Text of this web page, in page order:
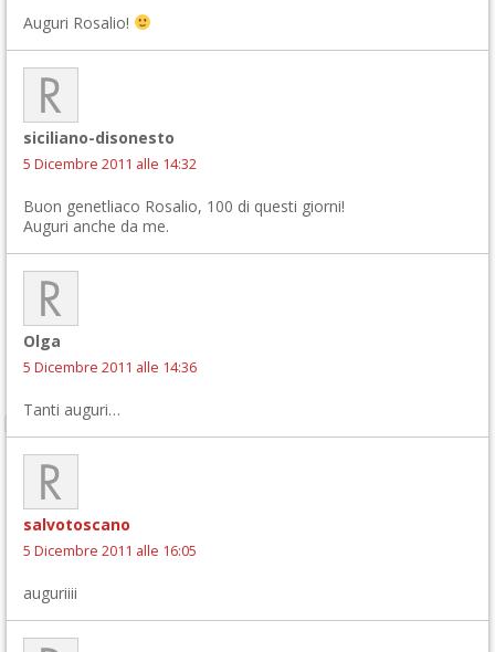
Auguri Rosalio!
siciliano-disonesto
5 Dicembre 2011 alle 14:32
Buon genetliaco Rosalio, 100 di questi giorni!
Auguri anche da me.
Olga
5 Dicembre 2011 alle 14:36
Tanti auguri…
salvotoscano
5 Dicembre 2011 alle 16:05
auguriiii